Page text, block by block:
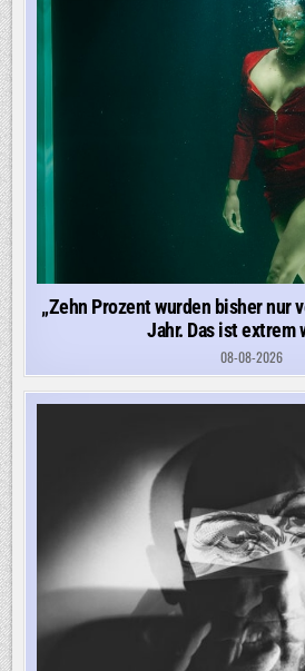
„Zehn Prozent wurden bisher nur
Jahr. Das ist extrem
08-08-2026